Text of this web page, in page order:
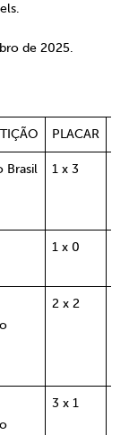
de 2025.
PLACAR
Brasil 1 x 3
1 x 0
2 x 2
3 x 1